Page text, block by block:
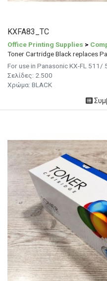
KXFA83_TC
Office Printing Supplies >
Toner Cartridge Black replaces
For use in Panasonic KX-FL
Σελίδες: 2.500
Χρώμα: BLACK